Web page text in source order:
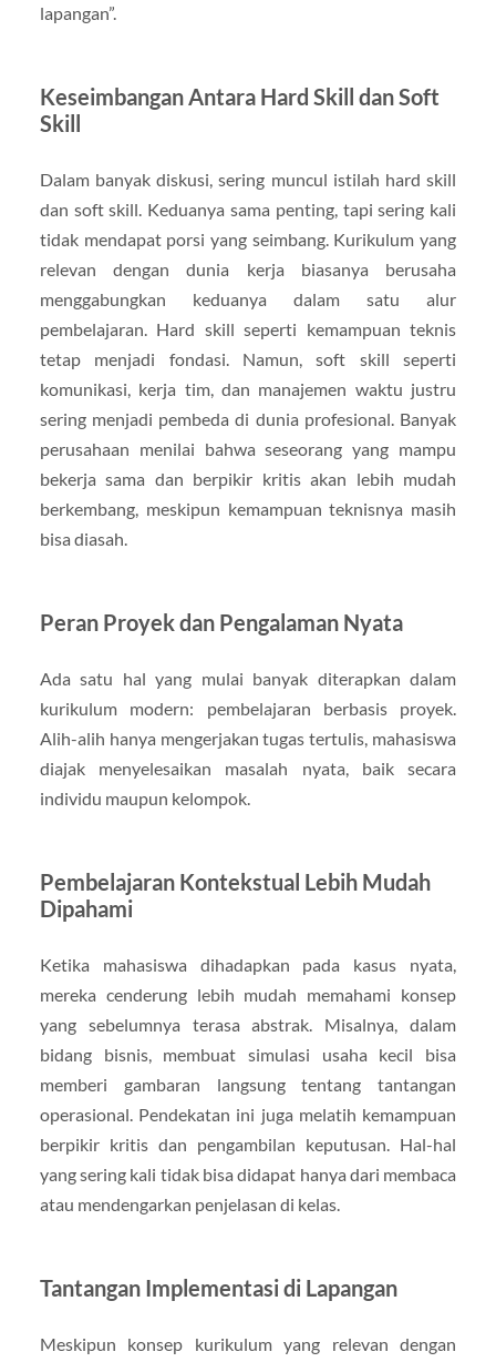
lapangan”.
Keseimbangan Antara Hard Skill dan Soft
Skill
Dalam banyak diskusi, sering muncul istilah hard skill
dan soft skill. Keduanya sama penting, tapi sering kali
tidak mendapat porsi yang seimbang. Kurikulum yang
relevan dengan dunia kerja biasanya berusaha
menggabungkan keduanya dalam satu alur
pembelajaran. Hard skill seperti kemampuan teknis
tetap menjadi fondasi. Namun, soft skill seperti
komunikasi, kerja tim, dan manajemen waktu justru
sering menjadi pembeda di dunia profesional. Banyak
perusahaan menilai bahwa seseorang yang mampu
bekerja sama dan berpikir kritis akan lebih mudah
berkembang, meskipun kemampuan teknisnya masih
bisa diasah.
Peran Proyek dan Pengalaman Nyata
Ada satu hal yang mulai banyak diterapkan dalam
kurikulum modern: pembelajaran berbasis proyek.
Alih-alih hanya mengerjakan tugas tertulis, mahasiswa
diajak menyelesaikan masalah nyata, baik secara
individu maupun kelompok.
Pembelajaran Kontekstual Lebih Mudah
Dipahami
Ketika mahasiswa dihadapkan pada kasus nyata,
mereka cenderung lebih mudah memahami konsep
yang sebelumnya terasa abstrak. Misalnya, dalam
bidang bisnis, membuat simulasi usaha kecil bisa
memberi gambaran langsung tentang tantangan
operasional. Pendekatan ini juga melatih kemampuan
berpikir kritis dan pengambilan keputusan. Hal-hal
yang sering kali tidak bisa didapat hanya dari membaca
atau mendengarkan penjelasan di kelas.
Tantangan Implementasi di Lapangan
Meskipun konsep kurikulum yang relevan dengan